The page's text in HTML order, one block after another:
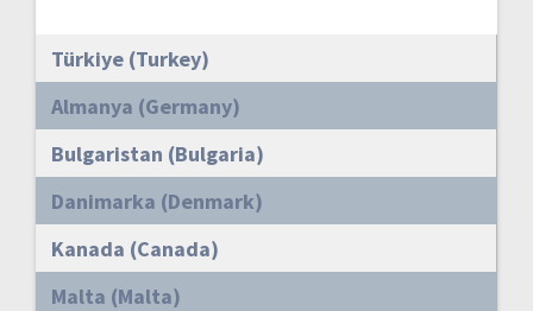
Türkiye (Turkey)
Almanya (Germany)
Bulgaristan (Bulgaria)
Danimarka (Denmark)
Kanada (Canada)
Malta (Malta)